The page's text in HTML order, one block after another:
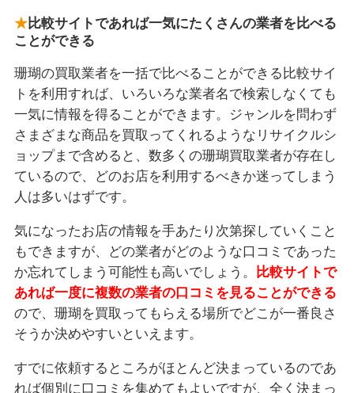
比較サイトであれば一気にたくさんの業者を比べる
ことができる
珊瑚の買取業者を一括で比べることができる比較サイ
トを利用すれば、いろいろな業者名で検索しなくても
一気に情報を得ることができます。ジャンルを問わず
さまざまな商品を買取ってくれるようなリサイクルシ
ョップまで含めると、数多くの珊瑚買取業者が存在し
ているので、どのお店を利用するべきか迷ってしまう
人は多いはずです。
気になったお店の情報を手あたり次第探していくこと
もできますが、どの業者がどのような口コミであった
か忘れてしまう可能性も高いでしょう。
比較サイトで
あれば一度に複数の業者の口コミを見ることができる
ので、珊瑚を買取ってもらえる場所でどこが一番良さ
そうか決めやすいといえます。
すでに依頼するところがほとんど決まっているのであ
れば個別に口コミを集めてもよいですが、全く決まっ